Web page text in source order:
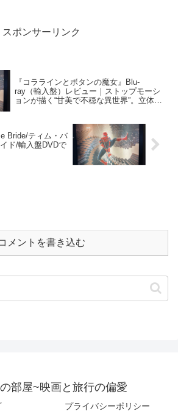
スポンサーリンク
『コララインとボタンの魔女』Blu-
ray（輸入盤）レビュー｜ストップモーシ
ョンが描く“甘美で不穏な異世界”。立体映
Bride/ティム・バ
ド/輸入盤DVDで
メントを書き込む
部屋~映画と旅行の偏愛
プライバシーポリシー